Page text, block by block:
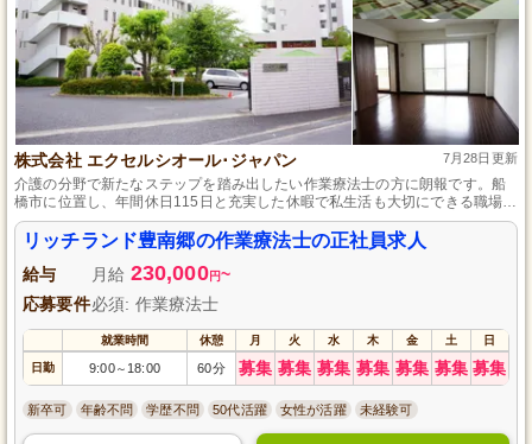
株式会社 エクセルシオール･ジャパン 7月28日更新
介護の分野で新たなステップを踏み出したい作業療法士の方に朗報です。船
橋市に位置し、年間休日115日と充実した休暇で私生活も大切にできる職場環
境、そして通勤手当や無料駐車場の完備で毎日の通勤も快適です。未経験者
でも安心して成長できるサポート体制が整っており、地域に根ざして活躍し
たい方におすすめのポジションです。
リッチランド豊南郷の作業療法士の正社員求人
給与 月給 230,000円~
応募要件必須: 作業療法士
就業時間 休憩 月 火 水 木 金 土 日
日勤 9:00～ 18:00 60分 募集 募集 募集 募集 募集 募集 募集
新卒可 年齢不問 学歴不問 50代活躍 女性が活躍 未経験可